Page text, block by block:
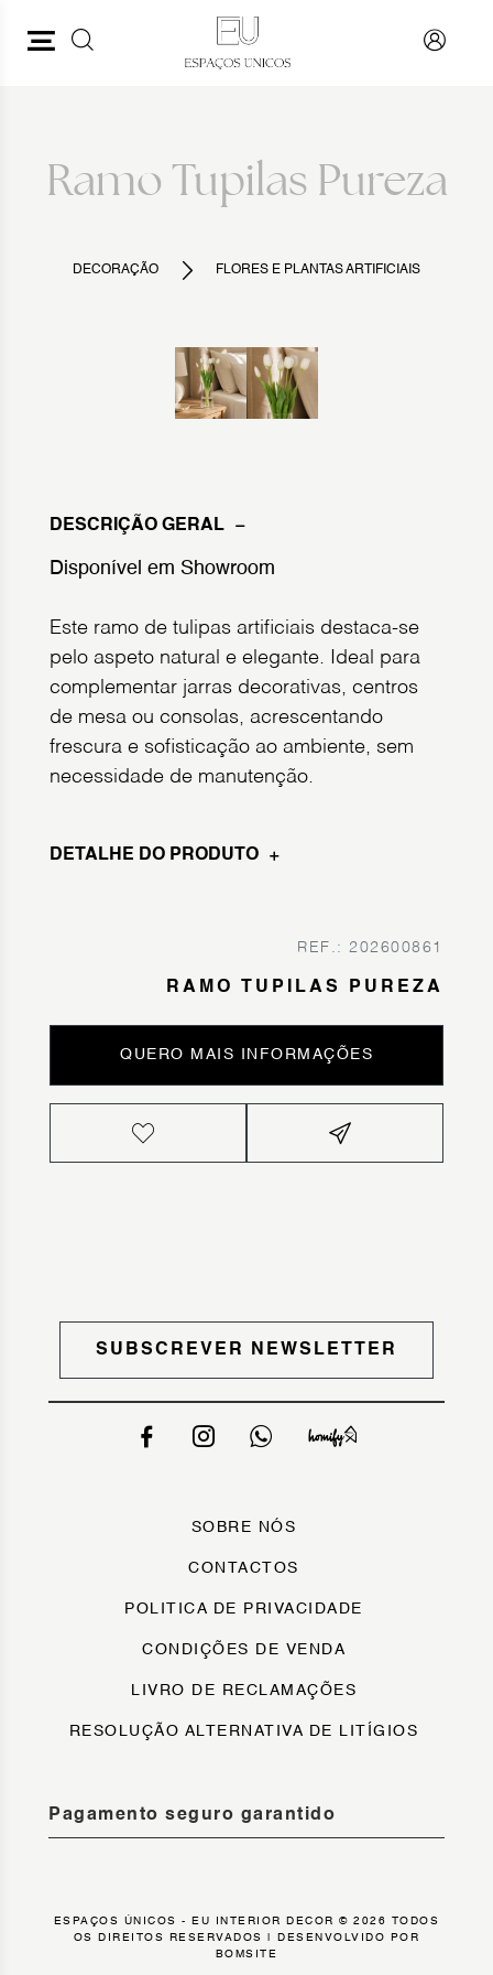
Ramo Tupilas Pureza
DECORAÇÃO FLORES E PLANTAS ARTIFICIAIS
DESCRIÇÃO GERAL
Disponível em Showroom
Este ramo de tulipas artificiais destaca-se
pelo aspeto natural e elegante. Ideal para
complementar jarras decorativas, centros
de mesa ou consolas, acrescentando
frescura e sofisticação ao ambiente, sem
necessidade de manutenção.
DETALHE DO PRODUTO
REF.: 202600861
RAMO TUPILAS PUREZA
QUERO MAIS INFORMAÇÕES
SUBSCREVER NEWSLETTER
SOBRE NÓS
CONTACTOS
POLITICA DE PRIVACIDADE
CONDIÇÕES DE VENDA
LIVRO DE RECLAMAÇÕES
RESOLUÇÃO ALTERNATIVA DE LITÍGIOS
Pagamento seguro garantido
ESPAÇOS ÚNICOS - EU INTERIOR DECOR © 2026 TODOS
OS DIREITOS RESERVADOS | DESENVOLVIDO POR
BOMSITE
PESQUISAR